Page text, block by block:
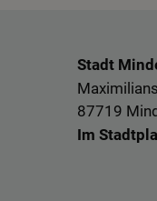
Stadt
87719
Im